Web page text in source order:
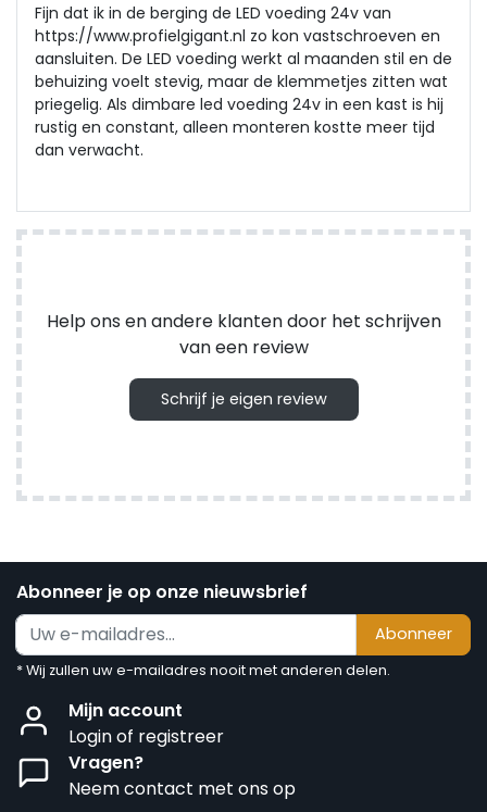
Fijn dat ik in de berging de LED voeding 24v van
https://www.profielgigant.nl zo kon vastschroeven en
aansluiten. De LED voeding werkt al maanden stil en de
behuizing voelt stevig, maar de klemmetjes zitten wat
priegelig. Als dimbare led voeding 24v in een kast is hij
rustig en constant, alleen monteren kostte meer tijd
dan verwacht.
Help ons en andere klanten door het schrijven
van een review
Schrijf je eigen review
Abonneer je op onze nieuwsbrief
Abonneer
* Wij zullen uw e-mailadres nooit met anderen delen.
Mijn account
Login of registreer
Vragen?
Neem contact met ons op